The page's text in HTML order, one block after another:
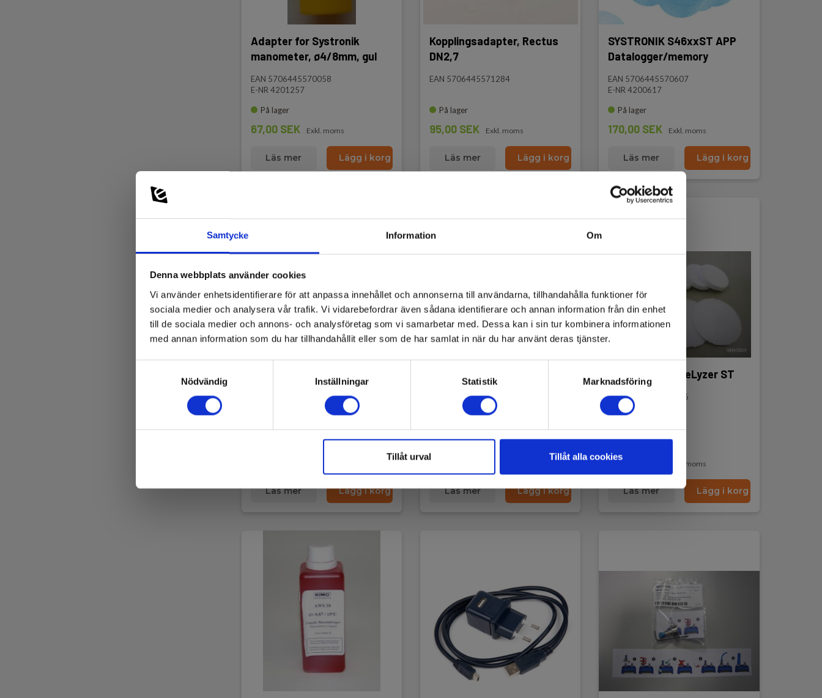
Samtycke Information Om
Denna webbplats använder cookies
Vi använder enhetsidentifierare för att anpassa innehållet och annonserna till användarna, tillhandahålla funktioner för
sociala medier och analysera vår trafik. Vi vidarebefordrar även sådana identifierare och annan information från din enhet
till de sociala medier och annons- och analysföretag som vi samarbetar med. Dessa kan i sin tur kombinera informationen
med annan information som du har tillhandahållit eller som de har samlat in när du har använt deras tjänster.
Nödvändig
Inställningar Statistik Marknadsföring
Tillåt urval Tillåt alla cookies
Adapter for Systronik
manometer, ø4/8mm, gul
EAN 5706445570058
E-NR 4201257
På lager
67,00 SEK Exkl. moms
Läs mer Lägg i korg
Kopplingsadapter, Rectus
DN2,7
EAN 5706445571284
På lager
95,00 SEK Exkl. moms
Läs mer Lägg i korg
SYSTRONIK S46xxST APP
Datalogger/memory
EAN 5706445570607
E-NR 4200617
På lager
170,00 SEK Exkl. moms
Läs mer Lägg i korg
Pappersrulle självhäftande
till Europrinter (blå modell)
EAN 5706445570553
Läs mer Lägg i korg
Färgad vätska för u-
rörsmanometrar
EAN 5703317472588
Få kvar på lager
280,00 SEK
Läs mer Lägg i korg
Filtersæt til BlueLyzer ST
EAN 5706445570676
E-NR 4290425
310,00 SEK Exkl. moms
Läs mer Lägg i korg